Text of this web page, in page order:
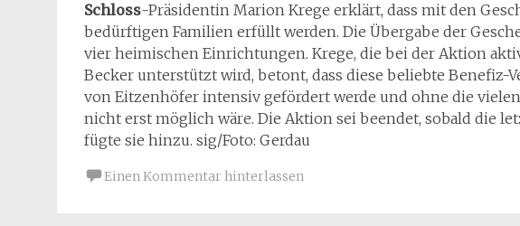
Schloss-Präsidentin Marion Krege erklärt, dass mit den
bedürftigen Familien erfüllt werden. Die Übergabe der
vier heimischen Einrichtungen. Krege, die bei der Aktion
Becker unterstützt wird, betont, dass diese beliebte Benefiz-
von Eitzenhöfer intensiv gefördert werde und ohne die
nicht erst möglich wäre. Die Aktion sei beendet, sobald die
fügte sie hinzu. sig/Foto: Gerdau
Einen Kommentar hinterlassen